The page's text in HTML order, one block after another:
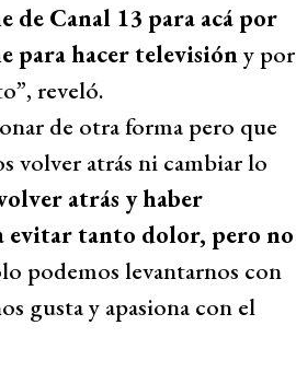
de Canal 13 para acá por
para hacer televisióny por
reveló.
de otra forma pero que
volver atrás ni cambiar lo
atrás y haber
evitar tanto dolor, pero no
podemos levantarnos con
gusta y apasiona con el